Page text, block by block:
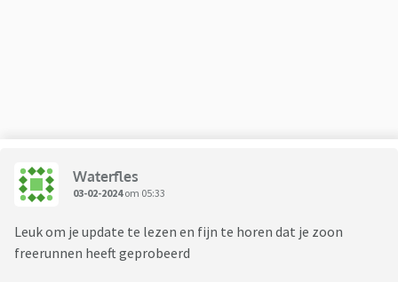
ook andere kinderen die niet kunnen of willen schaatsen,
misschien is het dus best gezellig ook zonder schaatsen. Of
zouden jullie, gelet op het gesprek van het weekend,
overwegen om zoon een dagje thuis te laten?
Waterfles
03-02-2024om 05:33
Leuk om je update te lezen en fijn te horen dat je zoon
freerunnen heeft geprobeerd